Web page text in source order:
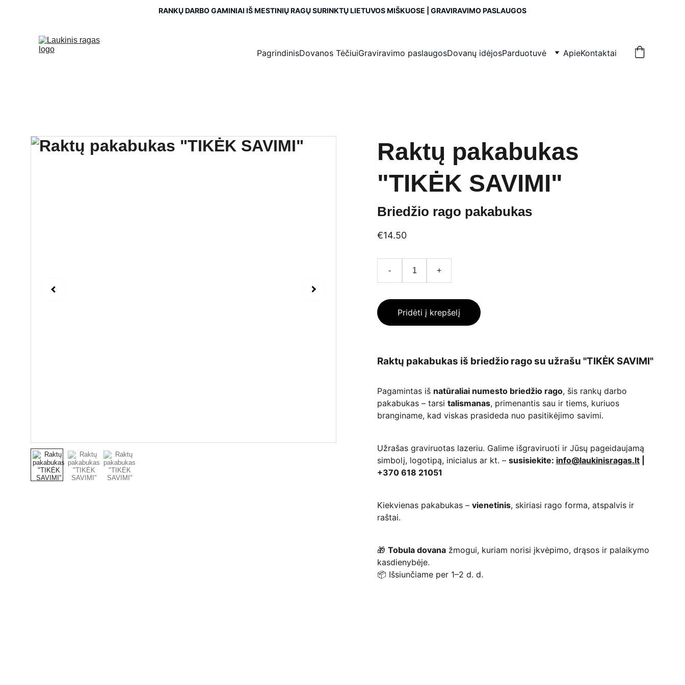
RANKŲ DARBO GAMINIAI IŠ MESTINIŲ RAGŲ SURINKTŲ LIETUVOS MIŠKUOSE | GRAVIRAVIMO PASLAUGOS
PagrindinisDovanos TėčiuiGraviravimo paslaugosDovanų idėjosParduotuvė ApieKontaktai
Raktų pakabukas
"TIKĖK SAVIMI"
Briedžio rago pakabukas
€14.50
- +
Pridėti į krepšelį
Raktų pakabukas iš briedžio rago su užrašu "TIKĖK SAVIMI"
Pagamintas iš natūraliai numesto briedžio rago, šis rankų darbo
pakabukas – tarsi talismanas, primenantis sau ir tiems, kuriuos
branginame, kad viskas prasideda nuo pasitikėjimo savimi.
Užrašas graviruotas lazeriu. Galime išgraviruoti ir Jūsų pageidaujamą
simbolį, logotipą, inicialus ar kt. – susisiekite: info@laukinisragas.lt
+370 618 21051
Kiekvienas pakabukas – vienetinis, skiriasi rago forma, atspalvis ir
raštai.
🎁 Tobula dovana žmogui, kuriam norisi įkvėpimo, drąsos ir palaikymo
kasdienybėje.
📦 Išsiunčiame per 1–2 d. d.